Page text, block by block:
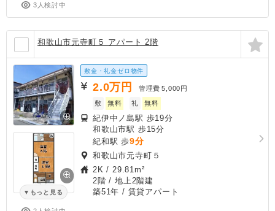
3人検討中
和歌山市元寺町５ アパート 2階
もっと見る
敷金・礼金ゼロ物件
2.0万円 管理費 5,000円
敷
無料 礼 無料
紀伊中ノ島駅 歩19分
和歌山市駅 歩15分
紀和駅 歩9分
和歌山市元寺町５
2K / 29.81m²
2階 / 地上2階建
築51年 / 賃貸アパート